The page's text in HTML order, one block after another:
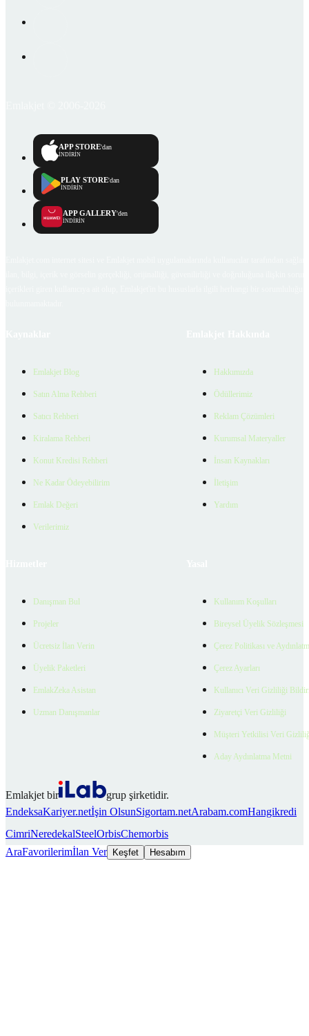
APP STORE'dan
İNDİRİN
PLAY STORE'dan
İNDİRİN
APP GALLERY'den
İNDİRİN
Emlakjet Blog
Satın Alma Rehberi
Satıcı Rehberi
Kiralama Rehberi
Konut Kredisi Rehberi
Ne Kadar Ödeyebilirim
Emlak Değeri
Verilerimiz
Hakkımızda
Ödüllerimiz
Reklam Çözümleri
Kurumsal Materyaller
İnsan Kaynakları
İletişim
Yardım
Danışman Bul
Projeler
Ücretsiz İlan Verin
Üyelik Paketleri
EmlakZeka Asistan
Uzman Danışmanlar
Kullanım Koşulları
Bireysel Üyelik Sözleşmesi
Çerez Politikası ve
Çerez Ayarları
Kullanıcı Veri Gizliliği
Ziyaretçi Veri Gizliliği
Müşteri Yetkilisi Veri
Aday Aydınlatma Metni
Emlakjet bir
grup şirketidir.
EndeksaKariyer.netİşin OlsunSigortam.netArabam.comHangikredi
CimriNeredekalSteelOrbisChemorbis
AraFavorilerimİlan Ver Keşfet Hesabım